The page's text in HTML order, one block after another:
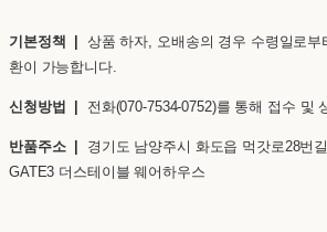
기본정책 | 상품 하자, 오배송의 경우 수령일로부
환이 가능합니다.
신청방법 | 전화(070-7534-0752)를 통해 접수 및
반품주소 | 경기도 남양주시 화도읍 먹갓로28번
GATE3 더스테이블 웨어하우스